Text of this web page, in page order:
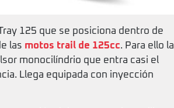
125 que se posiciona dentro de
las motos trail de 125cc. Para ello la
monocilíndrio que entra casi el
Llega equipada con inyección